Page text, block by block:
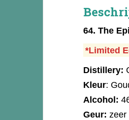
64. The
*Limited
Distillery:
Kleur:
Alcohol:
Geur: zeer